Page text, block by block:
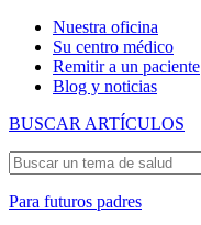
Nuestra oficina
Su centro médico
Remitir a un paciente
Blog y noticias
BUSCAR ARTÍCULOS
Para futuros padres